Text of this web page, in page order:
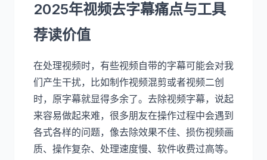
2025年视频去字幕痛点与工具
荐读价值
在处理视频时，有些视频自带的字幕可能会对我
们产生干扰，比如制作视频混剪或者视频二创
时，原字幕就显得多余了。去除视频字幕，说起
来容易做起来难，很多朋友在操作过程中会遇到
各式各样的问题，像去除效果不佳、损伤视频画
质、操作复杂、处理速度慢、软件收费过高等。